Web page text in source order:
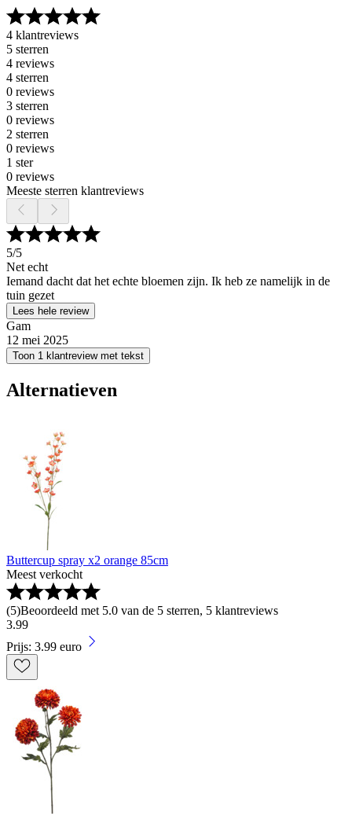
4 klantreviews
5 sterren
4 reviews
4 sterren
0 reviews
3 sterren
0 reviews
2 sterren
0 reviews
1 ster
0 reviews
Meeste sterren klantreviews
5/5
Net echt
Iemand dacht dat het echte bloemen zijn. Ik heb ze namelijk in de
tuin gezet
Lees hele review
Gam
12 mei 2025
Toon 1 klantreview met tekst
Alternatieven
Buttercup spray x2 orange 85cm
Meest verkocht
(5)Beoordeeld met 5.0 van de 5 sterren, 5 klantreviews
3.99
Prijs: 3.99 euro